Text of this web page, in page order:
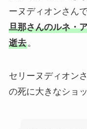
ーヌディオンさんで
旦那さんのルネ・
逝去。
セリーヌディオン
の死に大きなショ